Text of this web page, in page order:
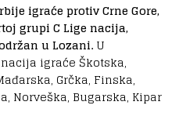
igraće protiv Crne Gore,
grupi C Lige nacija,
u Lozani.U
igraće Škotska,
Grčka, Finska,
Norveška, Bugarska, Kipar